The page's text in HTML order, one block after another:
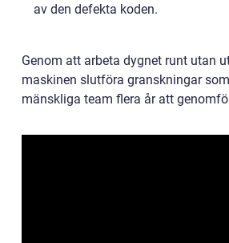
av den defekta koden.
Genom att arbeta dygnet runt utan
maskinen slutföra granskningar
mänskliga team flera år att